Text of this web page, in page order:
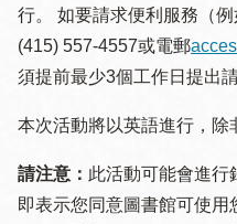
行。 如要請求便利服務（
(415) 557-4557或電郵
須提 前最少3個工作日提出
本次活動將以英語進行，除
請注意： 此活動可能會進行
即表示您同意圖書館可使用